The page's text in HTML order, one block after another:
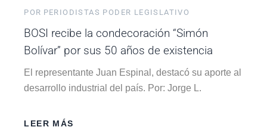
POR PERIODISTAS PODER LEGISLATIVO
BOSI recibe la condecoración “Simón
Bolívar” por sus 50 años de existencia
El representante Juan Espinal, destacó su aporte al
desarrollo industrial del país. Por: Jorge L.
LEER MÁS